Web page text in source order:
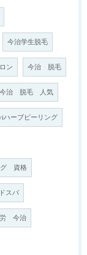
今治学生脱毛
ン 今治 脱毛
今治 脱毛 人気
ハーブピーリング
グ 資格
スパ
労 今治